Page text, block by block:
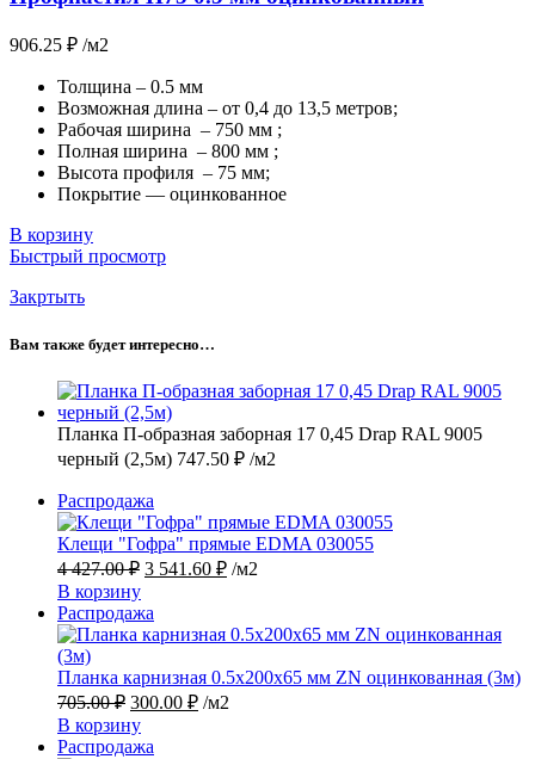
906.25 ₽ /м2
Толщина – 0.5 мм
Возможная длина – от 0,4 до 13,5 метров;
Рабочая ширина – 750 мм ;
Полная ширина – 800 мм ;
Высота профиля – 75 мм;
Покрытие — оцинкованное
В корзину
Быстрый просмотр
Закртыть
Вам также будет интересно…
Планка П-образная заборная 17 0,45 Drap RAL 9005
черный (2,5м) 747.50 ₽ /м2
Распродажа
товар
Клещи "Гофра" прямые EDMA 030055
4 427.00₽ Первоначальная
составляла
4
3 541.60 ₽Текущая
541.60 ₽.
/м2
В корзину
Распродажа
товар
Планка карнизная 0.5х200х65 мм ZN оцинкованная (3м)
705.00₽ Первоначальная
цена
составляла
300.00 ₽Текущая
/м2
В корзину
Распродажа